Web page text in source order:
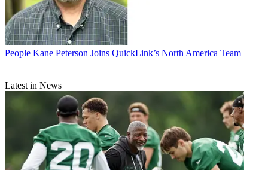
People Kane Peterson Joins QuickLink’s North America Team
Latest in News